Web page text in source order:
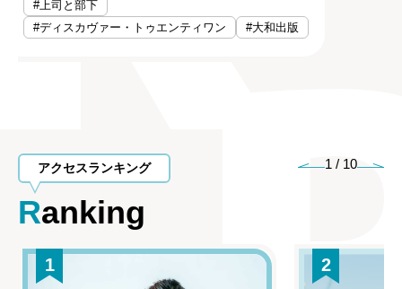
#上司と部下
#ディスカヴァー・トゥエンティワン
#大和出版
アクセスランキング
Ranking
1 / 10
1 2